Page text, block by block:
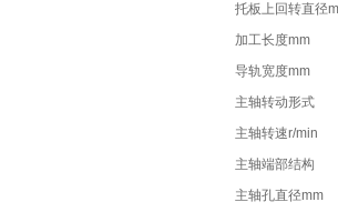
托板上回转直径
加工长度mm
导轨宽度mm
主轴转动形式
主轴转速r/min
主轴端部结构
主轴孔直径mm